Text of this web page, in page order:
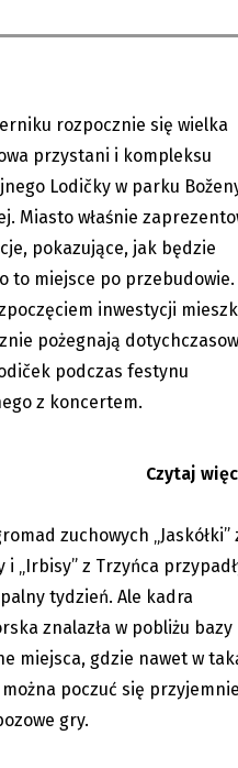
rozpocznie się wielka
przystani i kompleksu
Lodičky w parku
Miasto właśnie
pokazujące, jak będzie
to miejsce po przebudowie.
inwestycji
pożegnają
podczas festynu
z koncertem.
Czytaj
w Egipcie
zuchowych „Jaskółki”
i „Irbisy” z Trzyńca
tydzień. Ale kadra
znalazła w pobliżu bazy
miejsca, gdzie nawet w
poczuć się
gry.